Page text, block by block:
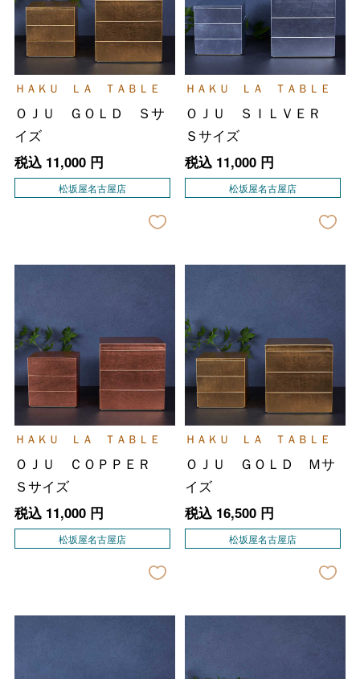
ＨＡＫＵ ＬＡ ＴＡＢＬＥ
ＯＪＵ ＧＯＬＤ Ｓサ
イズ
税込 11,000円
松坂屋名古屋店
ＨＡＫＵ ＬＡ ＴＡＢＬＥ
ＯＪＵ ＳＩＬＶＥＲ
Ｓサイズ
税込 11,000円
松坂屋名古屋店
ＨＡＫＵ ＬＡ ＴＡＢＬＥ
ＯＪＵ ＣＯＰＰＥＲ
Ｓサイズ
税込 11,000円
松坂屋名古屋店
ＨＡＫＵ ＬＡ ＴＡＢＬＥ
ＯＪＵ ＧＯＬＤ Ｍサ
イズ
税込 16,500円
松坂屋名古屋店